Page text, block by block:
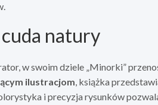
natury
w swoim dziele „Minorki”
ilustracjom, książka
i precyzja rysunków